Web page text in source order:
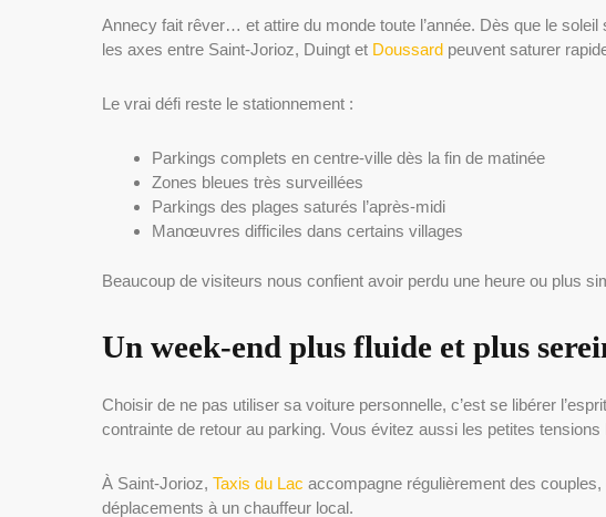
Annecy fait rêver… et attire du monde toute l’année. Dès que le soleil
les axes entre Saint-Jorioz, Duingt et Doussard peuvent saturer
Le vrai défi reste le stationnement :
Parkings complets en centre-ville dès la fin de matinée
Zones bleues très surveillées
Parkings des plages saturés l’après-midi
Manœuvres difficiles dans certains villages
Beaucoup de visiteurs nous confient avoir perdu une heure ou plus
Un week-end plus fluide et plus
Choisir de ne pas utiliser sa voiture personnelle, c’est se libérer
contrainte de retour au parking. Vous évitez aussi les petites
À Saint-Jorioz, Taxis du Lac accompagne régulièrement des
déplacements à un chauffeur local.